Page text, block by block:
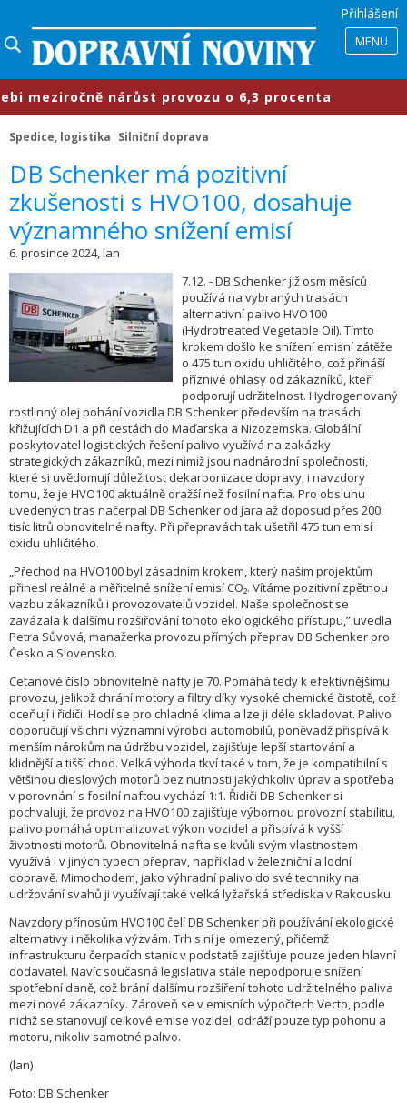
Přihlášení
MENU
nárůst provozu o 6,3 procenta
Spedice, logistika Silniční doprava
​DB Schenker má pozitivní
zkušenosti s HVO100, dosahuje
významného snížení emisí
6. prosince 2024, lan
7.12. - DB Schenker již osm měsíců
používá na vybraných trasách
alternativní palivo HVO100
(Hydrotreated Vegetable Oil). Tímto
krokem došlo ke snížení emisní zátěže
o 475 tun oxidu uhličitého, což přináší
příznivé ohlasy od zákazníků, kteří
podporují udržitelnost. Hydrogenovaný
rostlinný olej pohání vozidla DB Schenker především na trasách
křižujících D1 a při cestách do Maďarska a Nizozemska. Globální
poskytovatel logistických řešení palivo využívá na zakázky
strategických zákazníků, mezi nimiž jsou nadnárodní společnosti,
které si uvědomují důležitost dekarbonizace dopravy, i navzdory
tomu, že je HVO100 aktuálně dražší než fosilní nafta. Pro obsluhu
uvedených tras načerpal DB Schenker od jara až doposud přes 200
tisíc litrů obnovitelné nafty. Při přepravách tak ušetřil 475 tun emisí
oxidu uhličitého.
„Přechod na HVO100 byl zásadním krokem, který našim projektům
přinesl reálné a měřitelné snížení emisí CO₂. Vítáme pozitivní zpětnou
vazbu zákazníků i provozovatelů vozidel. Naše společnost se
zavázala k dalšímu rozšiřování tohoto ekologického přístupu,” uvedla
Petra Sůvová, manažerka provozu přímých přeprav DB Schenker pro
Česko a Slovensko.
Cetanové číslo obnovitelné nafty je 70. Pomáhá tedy k efektivnějšímu
provozu, jelikož chrání motory a filtry díky vysoké chemické čistotě, což
oceňují i řidiči. Hodí se pro chladné klima a lze ji déle skladovat. Palivo
doporučují všichni významní výrobci automobilů, poněvadž přispívá k
menším nárokům na údržbu vozidel, zajišťuje lepší startování a
klidnější a tišší chod. Velká výhoda tkví také v tom, že je kompatibilní s
většinou dieslových motorů bez nutnosti jakýchkoliv úprav a spotřeba
v porovnání s fosilní naftou vychází 1:1. Řidiči DB Schenker si
pochvalují, že provoz na HVO100 zajišťuje výbornou provozní stabilitu,
palivo pomáhá optimalizovat výkon vozidel a přispívá k vyšší
životnosti motorů. Obnovitelná nafta se kvůli svým vlastnostem
využívá i v jiných typech přeprav, například v železniční a lodní
dopravě. Mimochodem, jako výhradní palivo do své techniky na
udržování svahů ji využívají také velká lyžařská střediska v Rakousku.
Navzdory přínosům HVO100 čelí DB Schenker při používání ekologické
alternativy i několika výzvám. Trh s ní je omezený, přičemž
infrastrukturu čerpacích stanic v podstatě zajišťuje pouze jeden hlavní
dodavatel. Navíc současná legislativa stále nepodporuje snížení
spotřební daně, což brání dalšímu rozšíření tohoto udržitelného paliva
mezi nové zákazníky. Zároveň se v emisních výpočtech Vecto, podle
nichž se stanovují celkové emise vozidel, odráží pouze typ pohonu a
motoru, nikoliv samotné palivo.
(lan)
Foto: DB Schenker